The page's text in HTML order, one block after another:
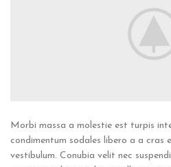
Morbi massa a molestie est turpis
condimentum sodales libero a a cras
vestibulum. Conubia velit nec